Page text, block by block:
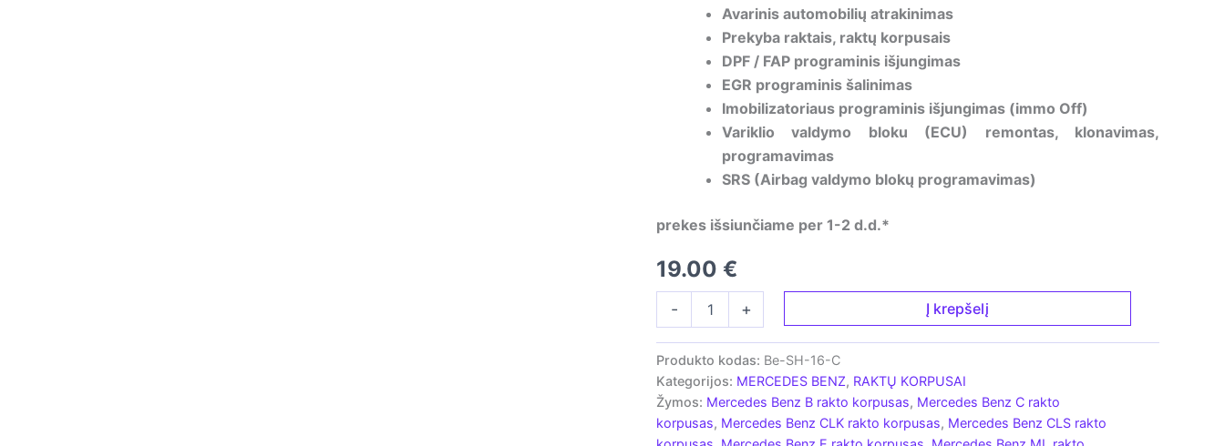
Avarinis automobilių atrakinimas
Prekyba raktais, raktų korpusais
DPF / FAP programinis išjungimas
EGR programinis šalinimas
Imobilizatoriaus programinis išjungimas (immo Off)
Variklio valdymo bloku (ECU) remontas, klonavimas,
programavimas
SRS (Airbag valdymo blokų programavimas)
prekes išsiunčiame per 1-2 d.d.*
19.00 €
-
korpusas
skirtas
Mercedes
Benz
+ Į krepšelį
Produkto kodas: Be-SH-16-C
Kategorijos: MERCEDES BENZ, RAKTŲ KORPUSAI
Žymos: Mercedes Benz B rakto korpusas, Mercedes Benz C rakto
korpusas, Mercedes Benz CLK rakto korpusas, Mercedes Benz CLS rakto